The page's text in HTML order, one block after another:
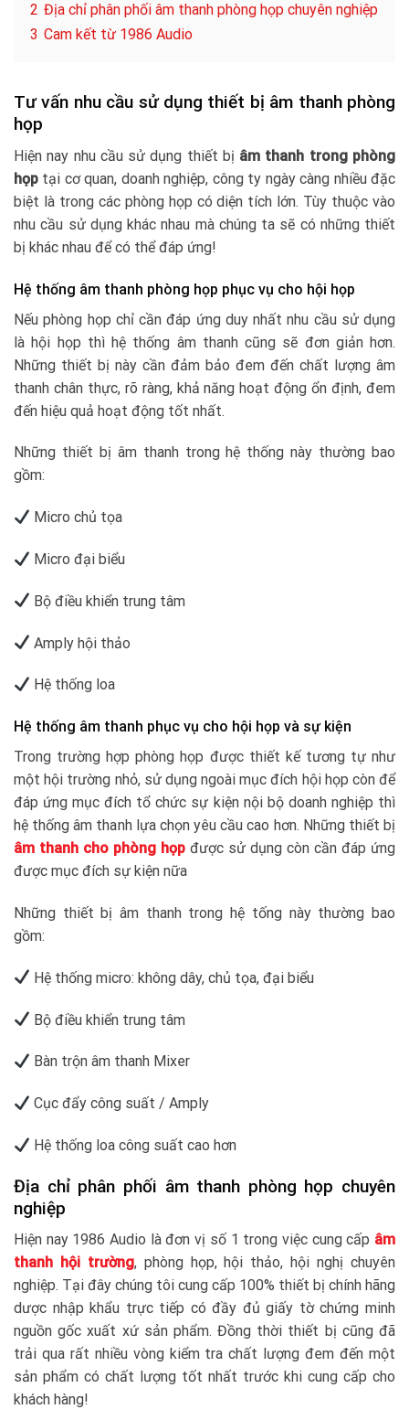
2 Địa chỉ phân phối âm thanh phòng họp chuyên nghiệp
3 Cam kết từ 1986 Audio
Tư vấn nhu cầu sử dụng thiết bị âm thanh phòng
họp
Hiện nay nhu cầu sử dụng thiết bị âm thanh trong phòng
họp tại cơ quan, doanh nghiệp, công ty ngày càng nhiều đặc
biệt là trong các phòng họp có diện tích lớn. Tùy thuộc vào
nhu cầu sử dụng khác nhau mà chúng ta sẽ có những thiết
bị khác nhau để có thể đáp ứng!
Hệ thống âm thanh phòng họp phục vụ cho hội họp
Nếu phòng họp chỉ cần đáp ứng duy nhất nhu cầu sử dụng
là hội họp thì hệ thống âm thanh cũng sẽ đơn giản hơn.
Những thiết bị này cần đảm bảo đem đến chất lượng âm
thanh chân thực, rõ ràng, khả năng hoạt động ổn định, đem
đến hiệu quả hoạt động tốt nhất.
Những thiết bị âm thanh trong hệ thống này thường bao
gồm:
Micro chủ tọa
Micro đại biểu
Bộ điều khiển trung tâm
Amply hội thảo
Hệ thống loa
Hệ thống âm thanh phục vụ cho hội họp và sự kiện
Trong trường hợp phòng họp được thiết kế tương tự như
một hội trường nhỏ, sử dụng ngoài mục đích hội họp còn để
đáp ứng mục đích tổ chức sự kiện nội bộ doanh nghiệp thì
hệ thống âm thanh lựa chọn yêu cầu cao hơn. Những thiết bị
âm thanh cho phòng họp được sử dụng còn cần đáp ứng
được mục đích sự kiện nữa
Những thiết bị âm thanh trong hệ tống này thường bao
gồm:
Hệ thống micro: không dây, chủ tọa, đại biểu
Bộ điều khiển trung tâm
Bàn trộn âm thanh Mixer
Cục đẩy công suất / Amply
Hệ thống loa công suất cao hơn
Địa chỉ phân phối âm thanh phòng họp chuyên
nghiệp
Hiện nay 1986 Audio là đơn vị số 1 trong việc cung cấp âm
thanh hội trường, phòng họp, hội thảo, hội nghị chuyên
nghiệp. Tại đây chúng tôi cung cấp 100% thiết bị chính hãng
dược nhập khẩu trực tiếp có đầy đủ giấy tờ chứng minh
nguồn gốc xuất xứ sản phẩm. Đồng thời thiết bị cũng đã
trải qua rất nhiều vòng kiểm tra chất lượng đem đến một
sản phẩm có chất lượng tốt nhất trước khi cung cấp cho
khách hàng!